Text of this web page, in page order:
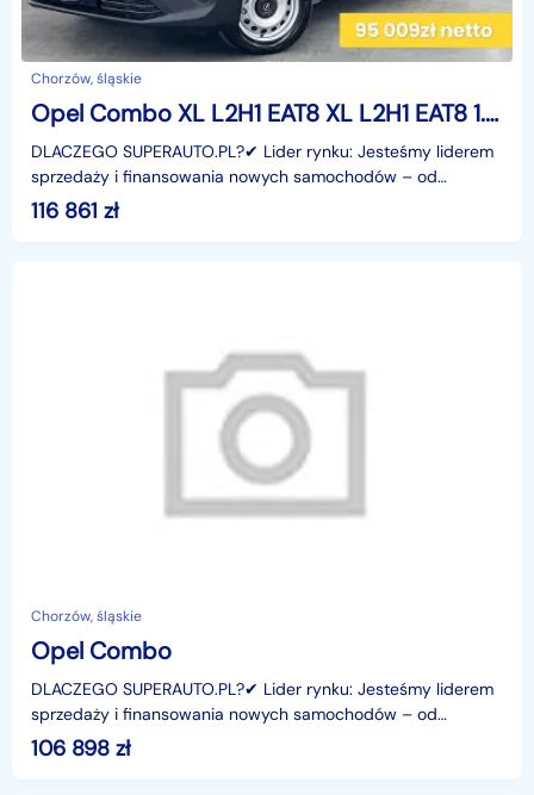
Chorzów, śląskie
Opel Combo XL L2H1 EAT8 XL L2H1 EAT8 1.5 130KM
DLACZEGO SUPERAUTO.PL?✔ Lider rynku: Jesteśmy liderem
sprzedaży i finansowania nowych samochodów – od
osobowych, przez dostawcze, po segment premium.✔
Zaufanie
116 861 zł
Chorzów, śląskie
Opel Combo
DLACZEGO SUPERAUTO.PL?✔ Lider rynku: Jesteśmy liderem
sprzedaży i finansowania nowych samochodów – od
osobowych, przez dostawcze, po segment premium.✔
106 898 zł